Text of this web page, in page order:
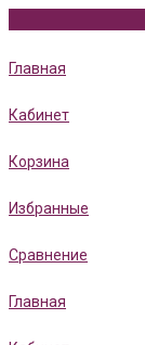
Главная
Кабинет
Корзина
Избранные
Сравнение
Главная